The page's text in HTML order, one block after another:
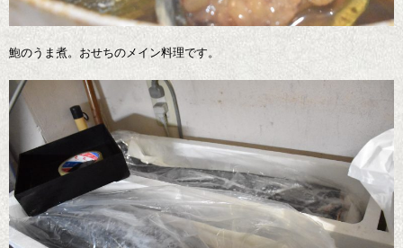
鮑のうま煮。おせちのメイン料理です。